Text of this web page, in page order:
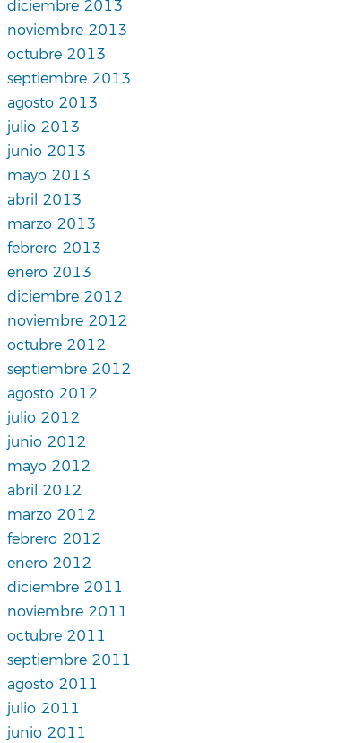
diciembre 2013
noviembre 2013
octubre 2013
septiembre 2013
agosto 2013
julio 2013
junio 2013
mayo 2013
abril 2013
marzo 2013
febrero 2013
enero 2013
diciembre 2012
noviembre 2012
octubre 2012
septiembre 2012
agosto 2012
julio 2012
junio 2012
mayo 2012
abril 2012
marzo 2012
febrero 2012
enero 2012
diciembre 2011
noviembre 2011
octubre 2011
septiembre 2011
agosto 2011
julio 2011
junio 2011